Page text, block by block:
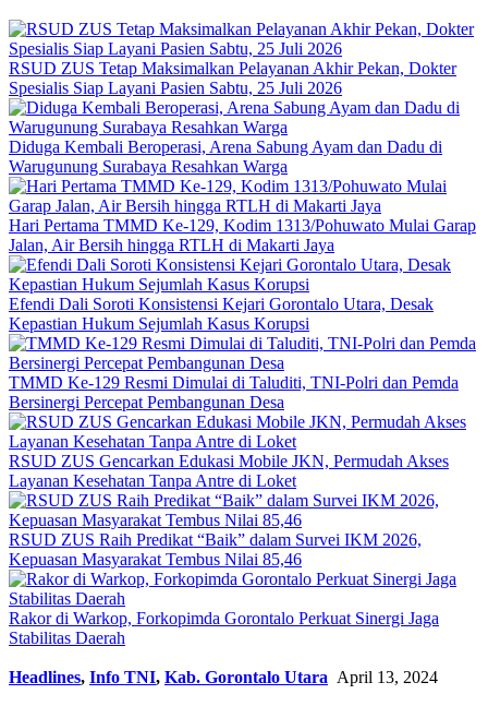
RSUD ZUS Tetap Maksimalkan Pelayanan Akhir Pekan, Dokter
Spesialis Siap Layani Pasien Sabtu, 25 Juli 2026
Diduga Kembali Beroperasi, Arena Sabung Ayam dan Dadu di
Warugunung Surabaya Resahkan Warga
Hari Pertama TMMD Ke-129, Kodim 1313/Pohuwato Mulai Garap
Jalan, Air Bersih hingga RTLH di Makarti Jaya
Efendi Dali Soroti Konsistensi Kejari Gorontalo Utara, Desak
Kepastian Hukum Sejumlah Kasus Korupsi
TMMD Ke-129 Resmi Dimulai di Taluditi, TNI-Polri dan Pemda
Bersinergi Percepat Pembangunan Desa
RSUD ZUS Gencarkan Edukasi Mobile JKN, Permudah Akses
Layanan Kesehatan Tanpa Antre di Loket
RSUD ZUS Raih Predikat “Baik” dalam Survei IKM 2026,
Kepuasan Masyarakat Tembus Nilai 85,46
Rakor di Warkop, Forkopimda Gorontalo Perkuat Sinergi Jaga
Stabilitas Daerah
Headlines, Info TNI, Kab. Gorontalo Utara April 13, 2024